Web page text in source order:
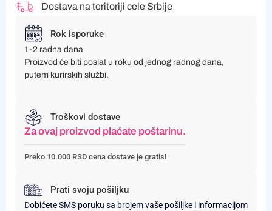
Dostava na teritoriji cele Srbije
Rok isporuke
1-2 radna dana
Proizvod će biti poslat u roku od jednog radnog dana,
putem kurirskih službi.
Troškovi dostave
Za ovaj proizvod plaćate poštarinu.
Preko 10.000 RSD cena dostave je gratis!
Prati svoju pošiljku
Dobićete SMS poruku sa brojem vaše pošiljke i informacijom